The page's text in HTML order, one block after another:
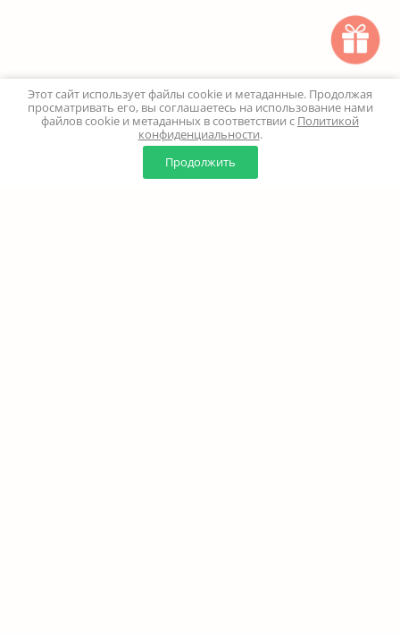
0
Корзина
Этот сайт использует файлы cookie и метаданные. Продолжая
просматривать его, вы соглашаетесь на использование нами
файлов cookie и метаданных в соответствии с Политикой
конфиденциальности.
Продолжить